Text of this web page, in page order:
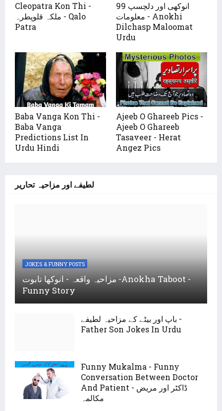
Cleopatra Kon Thi -
ملکہ قلوپطرہ - Qalo
Patra
99 انوکھی اور دلچسپ
معلومات - Anokhi
Dilchasp Maloomat
Urdu
Baba Vanga Kon Thi -
Baba Vanga
Predictions List In
Urdu Hindi
Ajeeb O Ghareeb Pics -
Ajeeb O Ghareeb
Tasaveer - Herat
Angez Pics
لطیفے اور مزاحیہ تحاریر
JOKES & FUNNY POSTS
مزاحیہ واقعہ - انوکھا تابوت -Anokha Taboot -
Funny Story
باپ اور بیٹے کے مزاحیہ لطیفے -
Father Son Jokes In Urdu
Funny Mukalma - Funny
Conversation Between Doctor
And Patient - ڈاکٹر اور مریض
مکالمہ